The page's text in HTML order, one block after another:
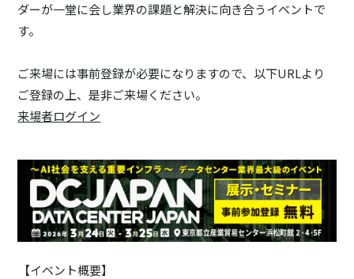
ダーが一堂に会し業界の課題と解決に向き合うイベントで
す。
ご来場には事前登録が必要になりますので、以下URLより
ご登録の上、是非ご来場ください。
来場者ログイン
【イベント概要】